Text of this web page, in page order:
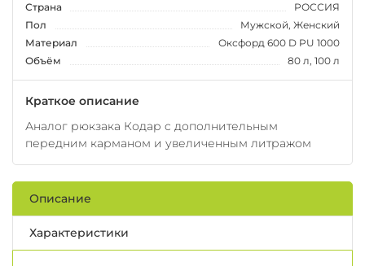
Страна
РОССИЯ
Пол
Мужской, Женский
Материал
Оксфорд 600 D PU 1000
Объём
80 л, 100 л
Краткое описание
Аналог рюкзака Кодар c дополнительным
передним карманом и увеличенным литражом
Описание
Характеристики